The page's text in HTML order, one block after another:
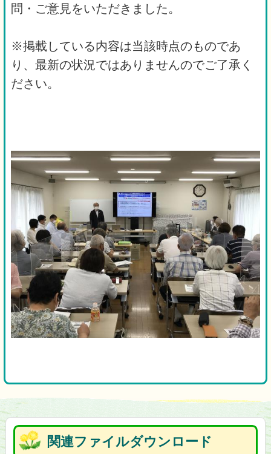
問・ご意見をいただきました。
※掲載している内容は当該時点のものであ
り、最新の状況ではありませんのでご了承く
ださい。
関連ファイルダウンロード